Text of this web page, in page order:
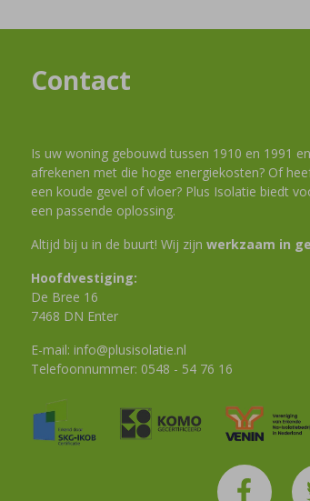
Contact
Is uw woning gebouwd tussen 1910 en 1991
afrekenen met die hoge energiekosten? Of
een koude gevel of vloer? Plus Isolatie biedt
een passende oplossing.
Altijd bij u in de buurt! Wij zijn werkzaam in
Hoofdvestiging:
De Bree 16
7468 DN Enter
E-mail: info@plusisolatie.nl
Telefoonnummer: 0548 - 54 76 16